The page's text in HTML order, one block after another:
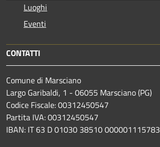
Luoghi
Eventi
CONTATTI
Comune di Marsciano
Largo Garibaldi, 1 - 06055 Marsciano (PG)
Codice Fiscale: 00312450547
Partita IVA: 00312450547
IBAN: IT 63 D 01030 38510 000001115783